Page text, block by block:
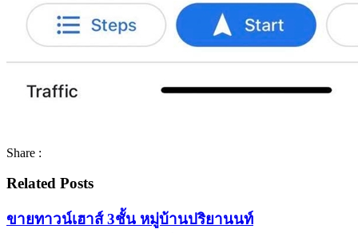
Share :
Related Posts
ขายทาวน์เฮาส์ 3ชั้น หมู่บ้านปริยานนท์